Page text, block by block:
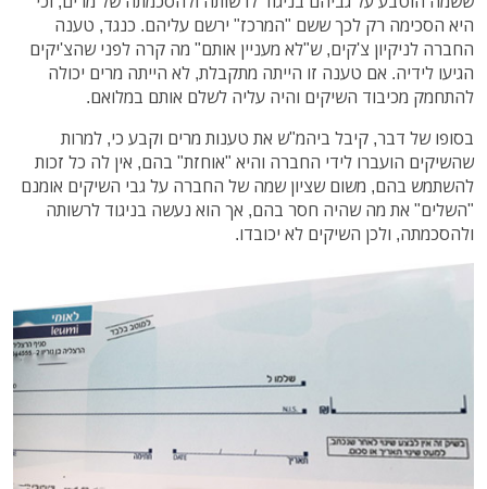
היא הסכימה רק לכך ששם "המרכז" ירשם עליהם. כנגד, טענה
החברה לניקיון צ'קים, ש"לא מעניין אותם" מה קרה לפני שהצ'יקים
הגיעו לידיה. אם טענה זו הייתה מתקבלת, לא הייתה מרים יכולה
להתחמק מכיבוד השיקים והיה עליה לשלם אותם במלואם.
בסופו של דבר, קיבל ביהמ"ש את טענות מרים וקבע כי, למרות
שהשיקים הועברו לידי החברה והיא "אוחזת" בהם, אין לה כל זכות
להשתמש בהם, משום שציון שמה של החברה על גבי השיקים אומנם
"השלים" את מה שהיה חסר בהם, אך הוא נעשה בניגוד לרשותה
ולהסכמתה, ולכן השיקים לא יכובדו.